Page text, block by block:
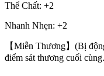
Thể Chất: +2
Nhanh Nhẹn: +2
【Miễn Thương】(Bị
điểm sát thương cuối cùng.